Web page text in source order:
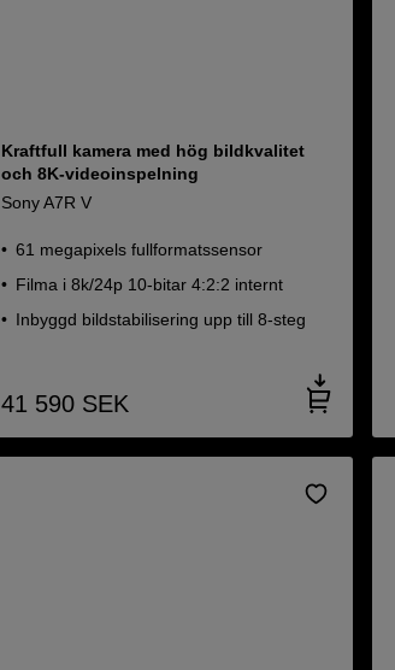
Kraftfull kamera med hög bildkvalitet
och 8K-videoinspelning
Sony A7R V
61 megapixels fullformatssensor
Filma i 8k/24p 10-bitar 4:2:2 internt
Inbyggd bildstabilisering upp till 8-steg
41 590 SEK